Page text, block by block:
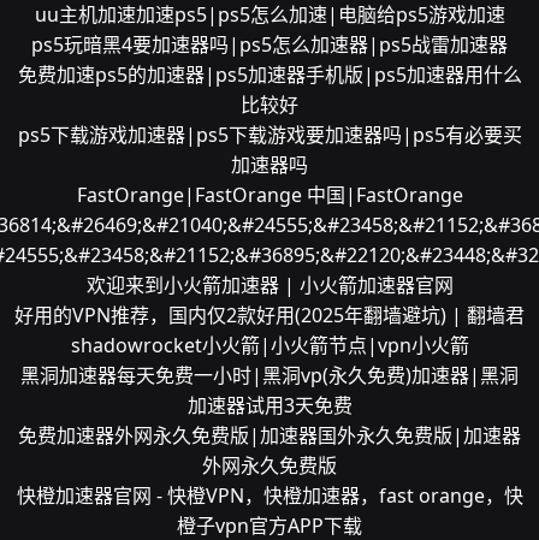
uu主机加速加速ps5|ps5怎么加速|电脑给ps5游戏加速
ps5玩暗黑4要加速器吗|ps5怎么加速器|ps5战雷加速器
免费加速ps5的加速器|ps5加速器手机版|ps5加速器用什么
比较好
ps5下载游戏加速器|ps5下载游戏要加速器吗|ps5有必要买
加速器吗
FastOrange|FastOrange 中国|FastOrange
欢迎来到小火箭加速器 | 小火箭加速器官网
好用的VPN推荐，国内仅2款好用(2025年翻墙避坑) | 翻墙君
shadowrocket小火箭|小火箭节点|vpn小火箭
黑洞加速器每天免费一小时|黑洞vp(永久免费)加速器|黑洞
加速器试用3天免费
免费加速器外网永久免费版|加速器国外永久免费版|加速器
外网永久免费版
快橙加速器官网 - 快橙VPN，快橙加速器，fast orange，快
橙子vpn官方APP下载